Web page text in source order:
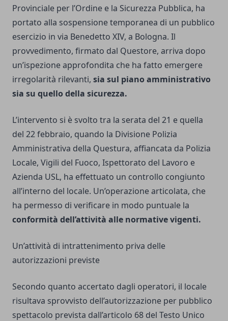
Provinciale per l’Ordine e la Sicurezza Pubblica, ha
portato alla sospensione temporanea di un pubblico
esercizio in via Benedetto XIV, a Bologna. Il
provvedimento, firmato dal Questore, arriva dopo
un’ispezione approfondita che ha fatto emergere
irregolarità rilevanti, sia sul piano amministrativo
sia su quello della sicurezza.
L’intervento si è svolto tra la serata del 21 e quella
del 22 febbraio, quando la Divisione Polizia
Amministrativa della Questura, affiancata da Polizia
Locale, Vigili del Fuoco, Ispettorato del Lavoro e
Azienda USL, ha effettuato un controllo congiunto
all’interno del locale. Un’operazione articolata, che
ha permesso di verificare in modo puntuale la
conformità dell’attività alle normative vigenti.
Un’attività di intrattenimento priva delle
autorizzazioni previste
Secondo quanto accertato dagli operatori, il locale
risultava sprovvisto dell’autorizzazione per pubblico
spettacolo prevista dall’articolo 68 del Testo Unico